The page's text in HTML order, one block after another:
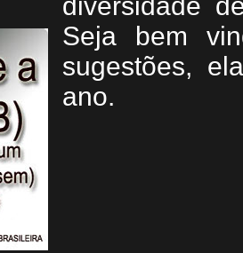
Seja bem
sugestões,
ano.